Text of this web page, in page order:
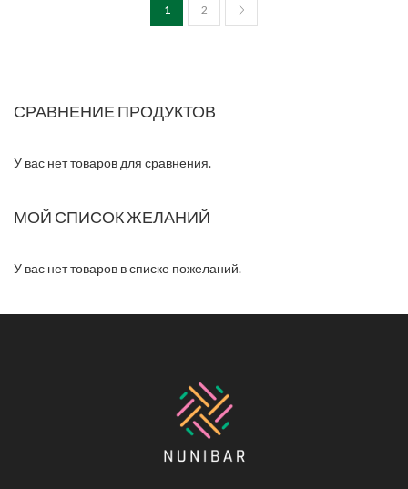
You're currently reading page
1 Страница
2
СРАВНЕНИЕ ПРОДУКТОВ
У вас нет товаров для сравнения.
МОЙ СПИСОК ЖЕЛАНИЙ
У вас нет товаров в списке пожеланий.